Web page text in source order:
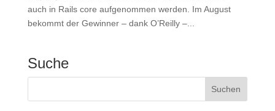
auch in Rails core aufgenommen werden. Im August
bekommt der Gewinner – dank O’Reilly –...
Suche